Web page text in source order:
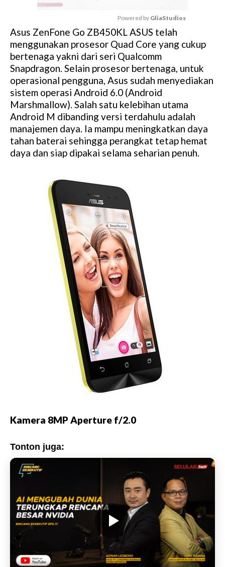
M
u
t
e
Powered by GliaStudios
Asus ZenFone Go ZB450KL ASUS telah
menggunakan prosesor Quad Core yang cukup
bertenaga yakni dari seri Qualcomm
Snapdragon. Selain prosesor bertenaga, untuk
operasional pengguna, Asus sudah menyediakan
sistem operasi Android 6.0 (Android
Marshmallow). Salah satu kelebihan utama
Android M dibanding versi terdahulu adalah
manajemen daya. Ia mampu meningkatkan daya
tahan baterai sehingga perangkat tetap hemat
daya dan siap dipakai selama seharian penuh.
Kamera 8MP Aperture f/2.0
Tonton juga: